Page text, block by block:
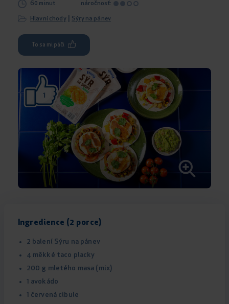
60 minut náročnosť:
Hlavní chody| Sýry na pánev
To sa mi páči
1
Ingredience (2 porce)
2 balení Sýru na pánev
4 měkké taco placky
200 g mletého masa (mix)
1 avokádo
1 červená cibule